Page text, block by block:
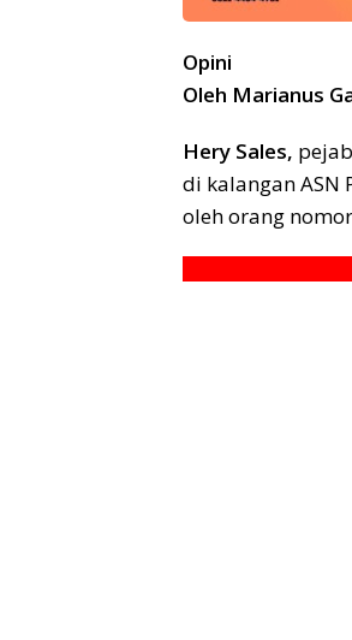
Opini
Oleh Marianus
Hery Sales,
di kalangan ASN
oleh orang